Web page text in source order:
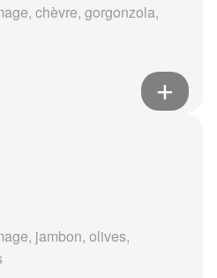
chèvre, gorgonzola,
jambon, olives,